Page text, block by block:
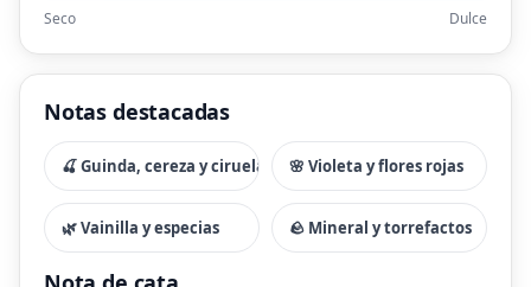
Seco Dulce
Notas destacadas
🍒 Guinda, cereza y ciruela 🌸 Violeta y flores rojas
🌿 Vainilla y especias 🪨 Mineral y torrefactos